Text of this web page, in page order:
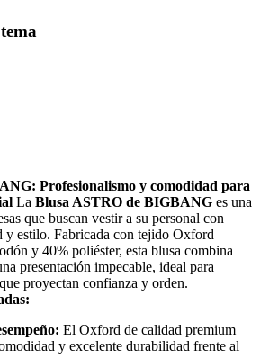
Profesionalismo y comodidad para
La Blusa ASTRO de BIGBANG es una
que buscan vestir a su personal con
y estilo. Fabricada con tejido Oxford
y 40% poliéster, esta blusa combina
presentación impecable, ideal para
proyectan confianza y orden.
El Oxford de calidad premium
y excelente durabilidad frente al